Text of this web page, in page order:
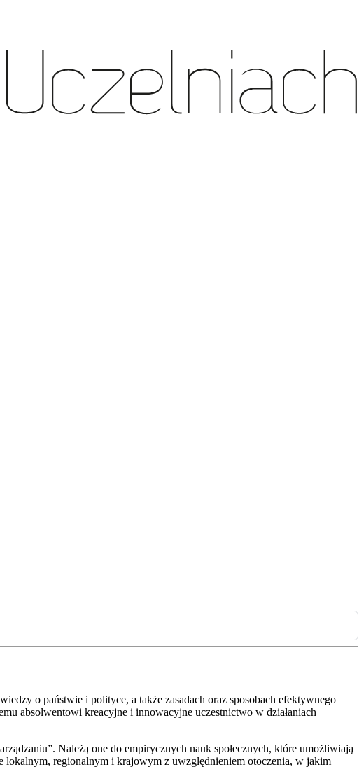
o państwie i polityce, a także zasadach oraz sposobach efektywnego
absolwentowi kreacyjne i innowacyjne uczestnictwo w działaniach
Należą one do empirycznych nauk społecznych, które umożliwiają
lokalnym, regionalnym i krajowym z uwzględnieniem otoczenia, w jakim